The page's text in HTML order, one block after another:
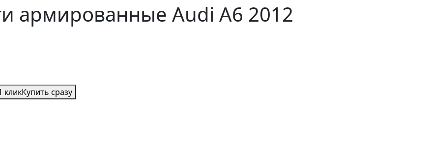
армированные Audi A6 2012
кликКупить сразу